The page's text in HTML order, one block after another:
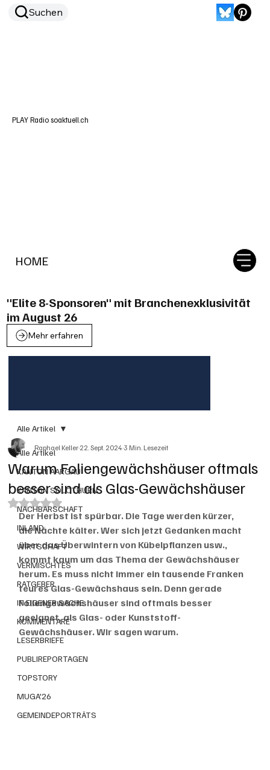
HOME
Suchen
PLAY Radio soaktuell.ch
"Elite 8-Sponsoren" mit Branchenexklusivität
im August 26
Mehr erfahren
Alle Artikel
KANTON AARGAU
KANTON SOLOTHURN
NACHBARSCHAFT
INLAND
WIRTSCHAFT
VERMISCHTES
RATGEBER
IN EIGENER SACHE
KOMMENTARE
LESERBRIEFE
PUBLIREPORTAGEN
TOPSTORY
MUGA'26
GEMEINDEPORTRÄTS
Alle Artikel
Warum Foliengewächshäuser oftmals
besser sind als Glas-Gewächshäuser
Raphael Keller22. Sept. 20243 Min. Lesezeit
Mit NaN von 5 Sternen bewertet.
Der Herbst ist spürbar. Die Tage werden kürzer,
die Nächte kälter. Wer sich jetzt Gedanken macht
über das Überwintern von Kübelpflanzen usw.,
kommt kaum um das Thema der Gewächshäuser
herum. Es muss nicht immer ein tausende Franken
teures Glas-Gewächshaus sein. Denn gerade
Foliengewächshäuser sind oftmals besser
geeignet, als Glas- oder Kunststoff-
Gewächshäuser. Wir sagen warum.